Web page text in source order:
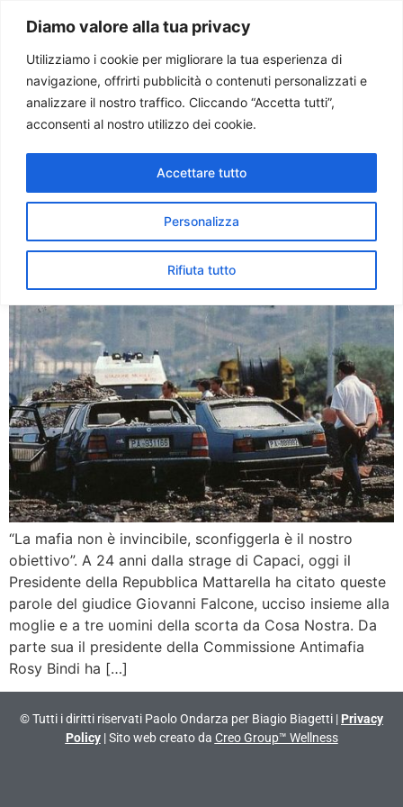
Diamo valore alla tua privacy
Utilizziamo i cookie per migliorare la tua esperienza di
navigazione, offrirti pubblicità o contenuti personalizzati e
analizzare il nostro traffico. Cliccando “Accetta tutti”,
acconsenti al nostro utilizzo dei cookie.
Personalizza
Rifiuta tutto
Accettare tutto
Paolo Ondarza
Tag:cosa nostra
24.mo strage Capaci.
Mattarella: mafia non è
“La mafia non è invincibile, sconfiggerla è il nostro
obiettivo”. A 24 anni dalla strage di Capaci, oggi il
Presidente della Repubblica Mattarella ha citato queste
parole del giudice Giovanni Falcone, ucciso insieme alla
moglie e a tre uomini della scorta da Cosa Nostra. Da
parte sua il presidente della Commissione Antimafia
Rosy Bindi ha […]
© Tutti i diritti riservati Paolo Ondarza per Biagio Biagetti | Privacy
Policy| Sito web creato da Creo Group™ Wellness